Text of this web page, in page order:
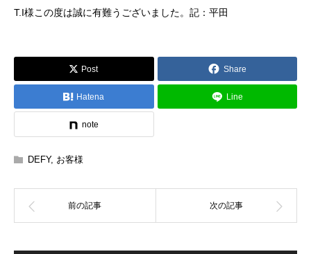
T.I様この度は誠に有難うございました。記：平田
Post Share
Hatena Line
note
DEFY, お客様